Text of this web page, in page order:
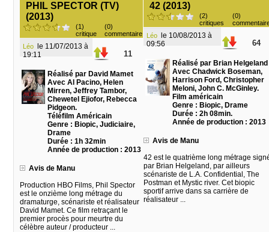
PHIL SPECTOR (TV)
(2013)
(1)
critique
(0)
commentaire
Léo
19:11
11
Réalisé par David Mamet
Avec Al Pacino, Helen
Mirren, Jeffrey Tambor,
Chewetel Ejiofor, Rebecca
Pidgeon.
Téléfilm Américain
Genre : Biopic, Judiciaire,
Drame
Durée : 1h 32min
Année de production : 2013
Avis de Manu
Production HBO Films, Phil Spector
est le onzième long métrage du
dramaturge, scénariste et réalisateur
David Mamet. Ce film retraçant le
premier procès pour meurtre du
célèbre auteur / producteur ...
42 (2013)
(2)
critiques
(0)
Léo
09:56
64
Réalisé par Brian Helgeland
Avec Chadwick Boseman,
Harrison Ford, Christopher
Meloni, John C. McGinley.
Film américain
Genre : Biopic, Drame
Durée : 2h 08min.
Année de production : 2013
Avis de Manu
42 est le quatrième long métrage
par Brian Helgeland, par ailleurs
scénariste de L.A. Confidential, The
Postman et Mystic river. Cet biopic
sportif arrive dans sa carrière de
réalisateur ...